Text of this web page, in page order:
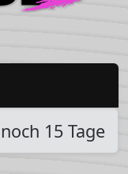
noch 15 Tage